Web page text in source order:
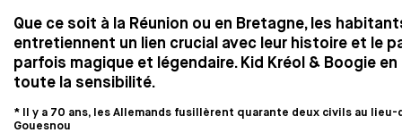
Que ce soit à la Réunion ou en Bretagne, les
entretiennent un lien crucial avec leur histoire et le
parfois magique et légendaire. Kid Kréol & Boogie
toute la sensibilité.
* Il y a 70 ans, les Allemands fusillèrent quarante deux civils au lieu-
Gouesnou